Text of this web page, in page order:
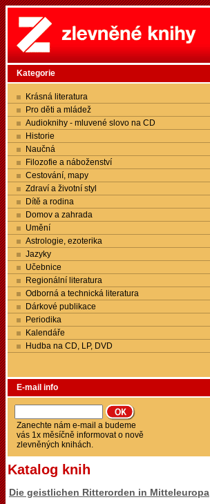
Kategorie
Krásná literatura
Pro děti a mládež
Audioknihy - mluvené slovo na CD
Historie
Naučná
Filozofie a náboženství
Cestování, mapy
Zdraví a životní styl
Dítě a rodina
Domov a zahrada
Umění
Astrologie, ezoterika
Jazyky
Učebnice
Regionální literatura
Odborná a technická literatura
Dárkové publikace
Periodika
Kalendáře
Hudba na CD, LP, DVD
E-mail info
Zanechte nám e-mail a budeme
vás 1x měsíčně informovat o nově
zlevněných knihách.
Katalog knih
Die geistlichen Ritterorden in Mitteleuropa